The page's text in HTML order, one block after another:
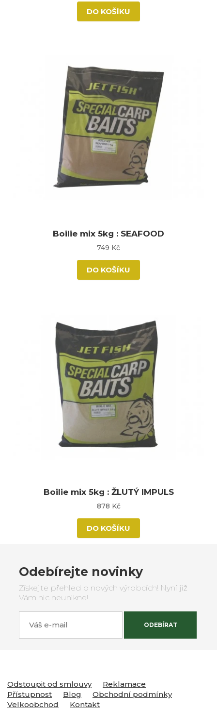
DO KOŠÍKU
Boilie mix 5kg : SEAFOOD
749 Kč
DO KOŠÍKU
Boilie mix 5kg : ŽLUTÝ IMPULS
878 Kč
DO KOŠÍKU
Odebírejte novinky
Získejte přehled o nových výrobcích! Nyní již
Vám nic neunikne!
ODEBÍRAT
Odstoupit od smlouvy
Reklamace
Přístupnost
Blog
Obchodní podmínky
Velkoobchod
Kontakt